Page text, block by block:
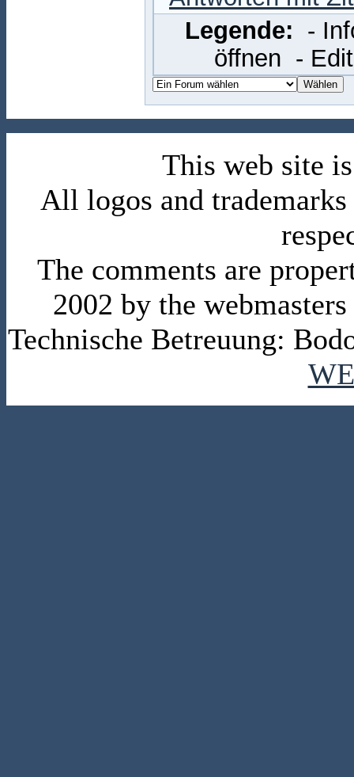
Legende:
-
öffnen -
This web site
All logos and
The comments are
2002 by the
Technische Betreuung: